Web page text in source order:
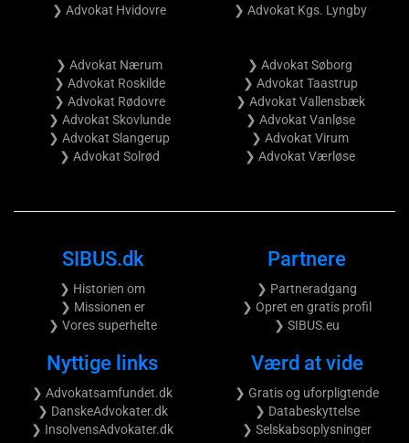
❯ Advokat Hvidovre
❯ Advokat Kgs. Lyngby
❯ Advokat Nærum
❯ Advokat Roskilde
❯ Advokat Rødovre
❯ Advokat Skovlunde
❯ Advokat Slangerup
❯ Advokat Solrød
❯ Advokat Søborg
❯ Advokat Taastrup
❯ Advokat Vallensbæk
❯ Advokat Vanløse
❯ Advokat Virum
❯ Advokat Værløse
SIBUS.dk
❯ Historien om
❯ Missionen er
❯ Vores superhelte
Partnere
❯ Partneradgang
❯ Opret en gratis profil
❯ SIBUS.eu
Nyttige links
❯ Advokatsamfundet.dk
❯ DanskeAdvokater.dk
❯ InsolvensAdvokater.dk
Værd at vide
❯ Gratis og uforpligtende
❯ Databeskyttelse
❯ Selskabsoplysninger